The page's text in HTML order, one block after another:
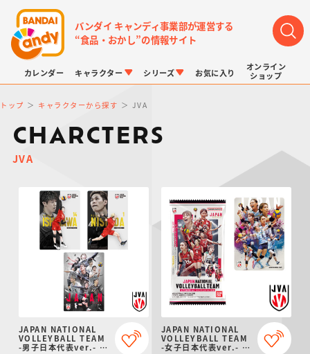
バンダイ キャンディ事業部が運営する
“食品・おかし”の情報サイト
カレンダー キャラクター
ズ
ガンダムシリーズ
ドラゴンボール
アンパンマン たまご
シリーズ
にふぉるめーしょん
＆スクエアシール
ポケモンキッズ
ポケモンスケールワ
ールド
お気に入り
オンライン
ショップ
トップ キャラクターから探す JVA
CHARCTERS
JVA
JAPAN NATIONAL
VOLLEYBALL TEAM
-男子日本代表ver.- ツ
JAPAN NATIONAL
VOLLEYBALL TEAM
-女子日本代表ver.- ツ